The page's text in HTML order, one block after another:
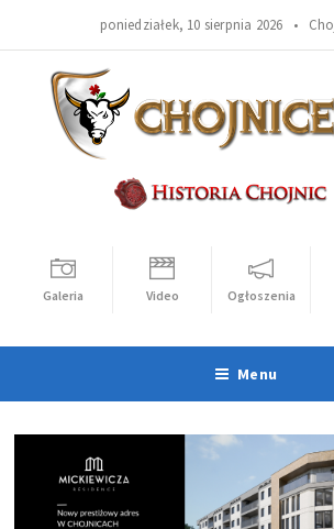
poniedziałek, 10 sierpnia 2026 •
Galeria Video Ogłoszenia
Menu